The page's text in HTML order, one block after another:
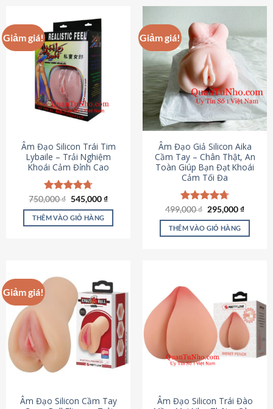
Giảm giá!
Âm Đạo Silicon Trái Tim
Lybaile – Trải Nghiệm
Khoái Cảm Đỉnh Cao
Được xếp
hạng4.70
5 sao
750,000₫ Giá
là:
750,000 ₫.
545,000₫Giá
tại
545,000 ₫.
THÊM VÀO GIỎ HÀNG
Giảm giá!
Âm Đạo Giả Silicon Aika
Cầm Tay – Chân Thật, An
Toàn Giúp Bạn Đạt Khoái
Cảm Tối Đa
Được xếp
hạng4.75
5 sao
499,000₫ Giá
là:
499,000 ₫.
295,000₫Giá
tại
THÊM VÀO GIỎ HÀNG
Giảm giá!
Âm Đạo Silicon Cầm Tay
Âm Đạo Silicon Trái Đào